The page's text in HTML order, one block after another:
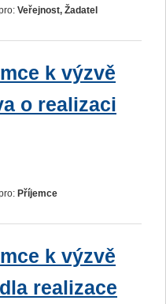
Veřejnost, Žadatel
k výzvě
o realizaci
Příjemce
k výzvě
realizace